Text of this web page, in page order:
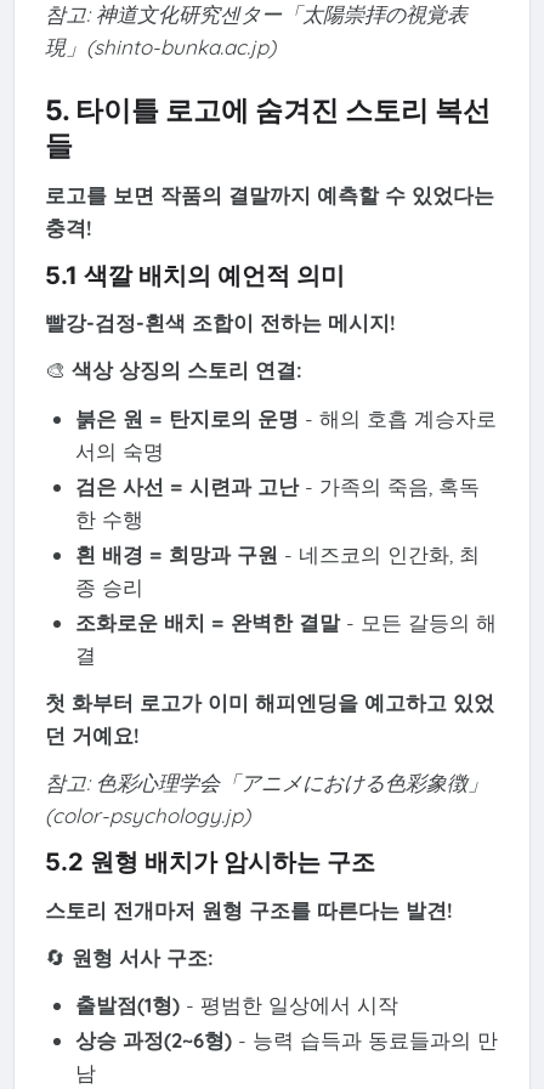
참고: 神道文化研究센ター「太陽崇拝の視覚表
現」(shinto-bunka.ac.jp)
5. 타이틀 로고에 숨겨진 스토리 복선
들
로고를 보면 작품의 결말까지 예측할 수 있었다는
충격!
5.1 색깔 배치의 예언적 의미
빨강-검정-흰색 조합이 전하는 메시지!
🎨 색상 상징의 스토리 연결:
붉은 원 = 탄지로의 운명 - 해의 호흡 계승자로
서의 숙명
검은 사선 = 시련과 고난- 가족의 죽음, 혹독
한 수행
흰 배경 = 희망과 구원 - 네즈코의 인간화, 최
종 승리
조화로운 배치 = 완벽한 결말- 모든 갈등의 해
결
첫 화부터 로고가 이미 해피엔딩을 예고하고 있었
던 거예요!
참고: 色彩心理学会「アニメにおける色彩象徴」
(color-psychology.jp)
5.2 원형 배치가 암시하는 구조
스토리 전개마저 원형 구조를 따른다는 발견!
🔄 원형 서사 구조:
출발점(1형)- 평범한 일상에서 시작
상승 과정(2~6형)- 능력 습득과 동료들과의 만
남